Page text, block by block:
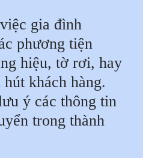
gia đình
phương tiện
hiệu, tờ rơi, hay
khách hàng.
ý các thông tin
trong thành